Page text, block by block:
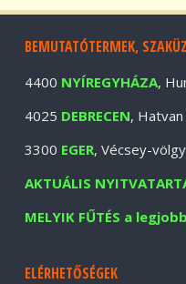
BEMUTATÓTERMEK,
4400 NYÍREGYHÁZA,
4025 DEBRECEN,
3300 EGER, Vécsey-
AKTUÁLIS
MELYIK FŰTÉS a
ELÉRHETŐSÉGEK